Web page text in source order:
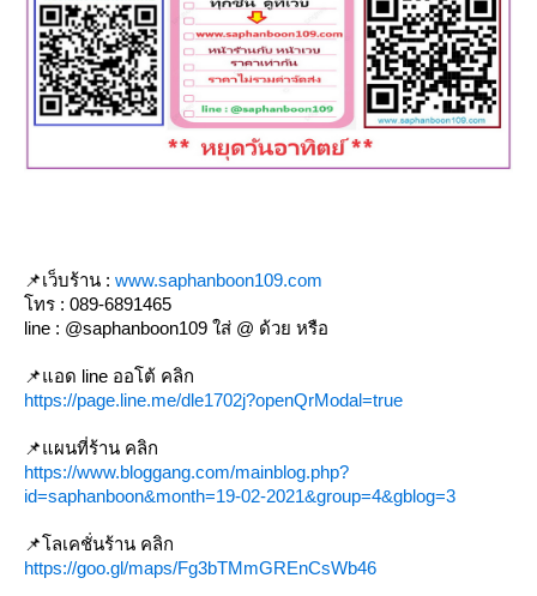
📌เว็บร้าน : www.saphanboon109.com
ทร : 089-6891465
line : @saphanboon109 ใส่ @ ด้วย หรือ
📌แอด line ออโต้ คลิก
https://page.line.me/dle1702j?openQrModal=true
📌แผนที่ร้าน คลิก
https://www.bloggang.com/mainblog.php?
id=saphanboon&month=19-02-2021&group=4&gblog=3
📌โลเคชั่นร้าน คลิก
https://goo.gl/maps/Fg3bTMmGREnCsWb46